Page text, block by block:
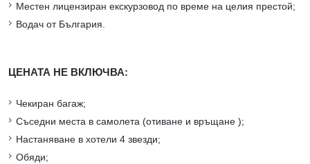
Mестен лицензиран екскурзовод по време на целия престой;
Водач от България.
ЦЕНАТА НЕ ВКЛЮЧВА:
Чекиран багаж;
Съседни места в самолета (отиване и връщане );
Настаняване в хотели 4 звезди;
Обяди;